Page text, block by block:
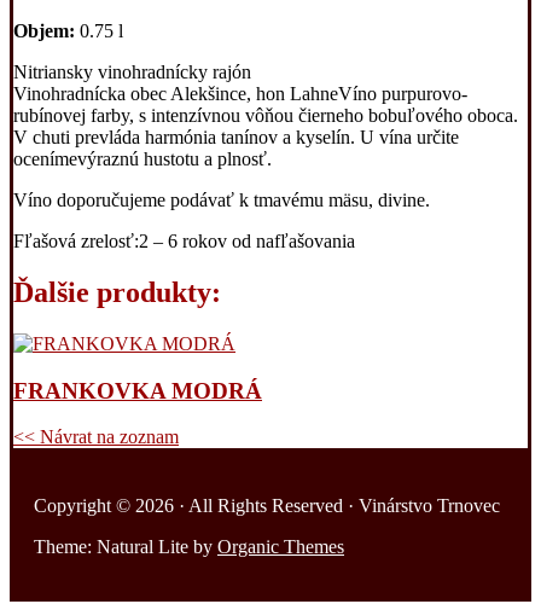
Objem: 0.75 l
Nitriansky vinohradnícky rajón
Vinohradnícka obec Alekšince, hon LahneVíno purpurovo-
rubínovej farby, s intenzívnou vôňou čierneho bobuľového oboca.
V chuti prevláda harmónia tanínov a kyselín. U vína určite
ocenímevýraznú hustotu a plnosť.
Víno doporučujeme podávať k tmavému mäsu, divine.
Fľašová zrelosť:2 – 6 rokov od nafľašovania
Ďalšie produkty:
FRANKOVKA MODRÁ
<< Návrat na zoznam
Copyright © 2026 · All Rights Reserved · Vinárstvo Trnovec
Theme: Natural Lite by Organic Themes